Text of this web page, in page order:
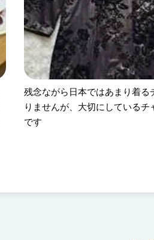
残念ながら日本ではあまり着る
りませんが、大切にしているチ
です